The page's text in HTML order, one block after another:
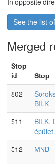
In opposite
See the list
Merged
Stop
id
Stop
802
BILK
511
BILK,
épület
512 MNB